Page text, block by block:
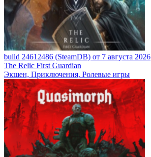
build 24612486 (SteamDB) от 7 августа 2026
The Relic First Guardian
Экшен, Приключения, Ролевые игры